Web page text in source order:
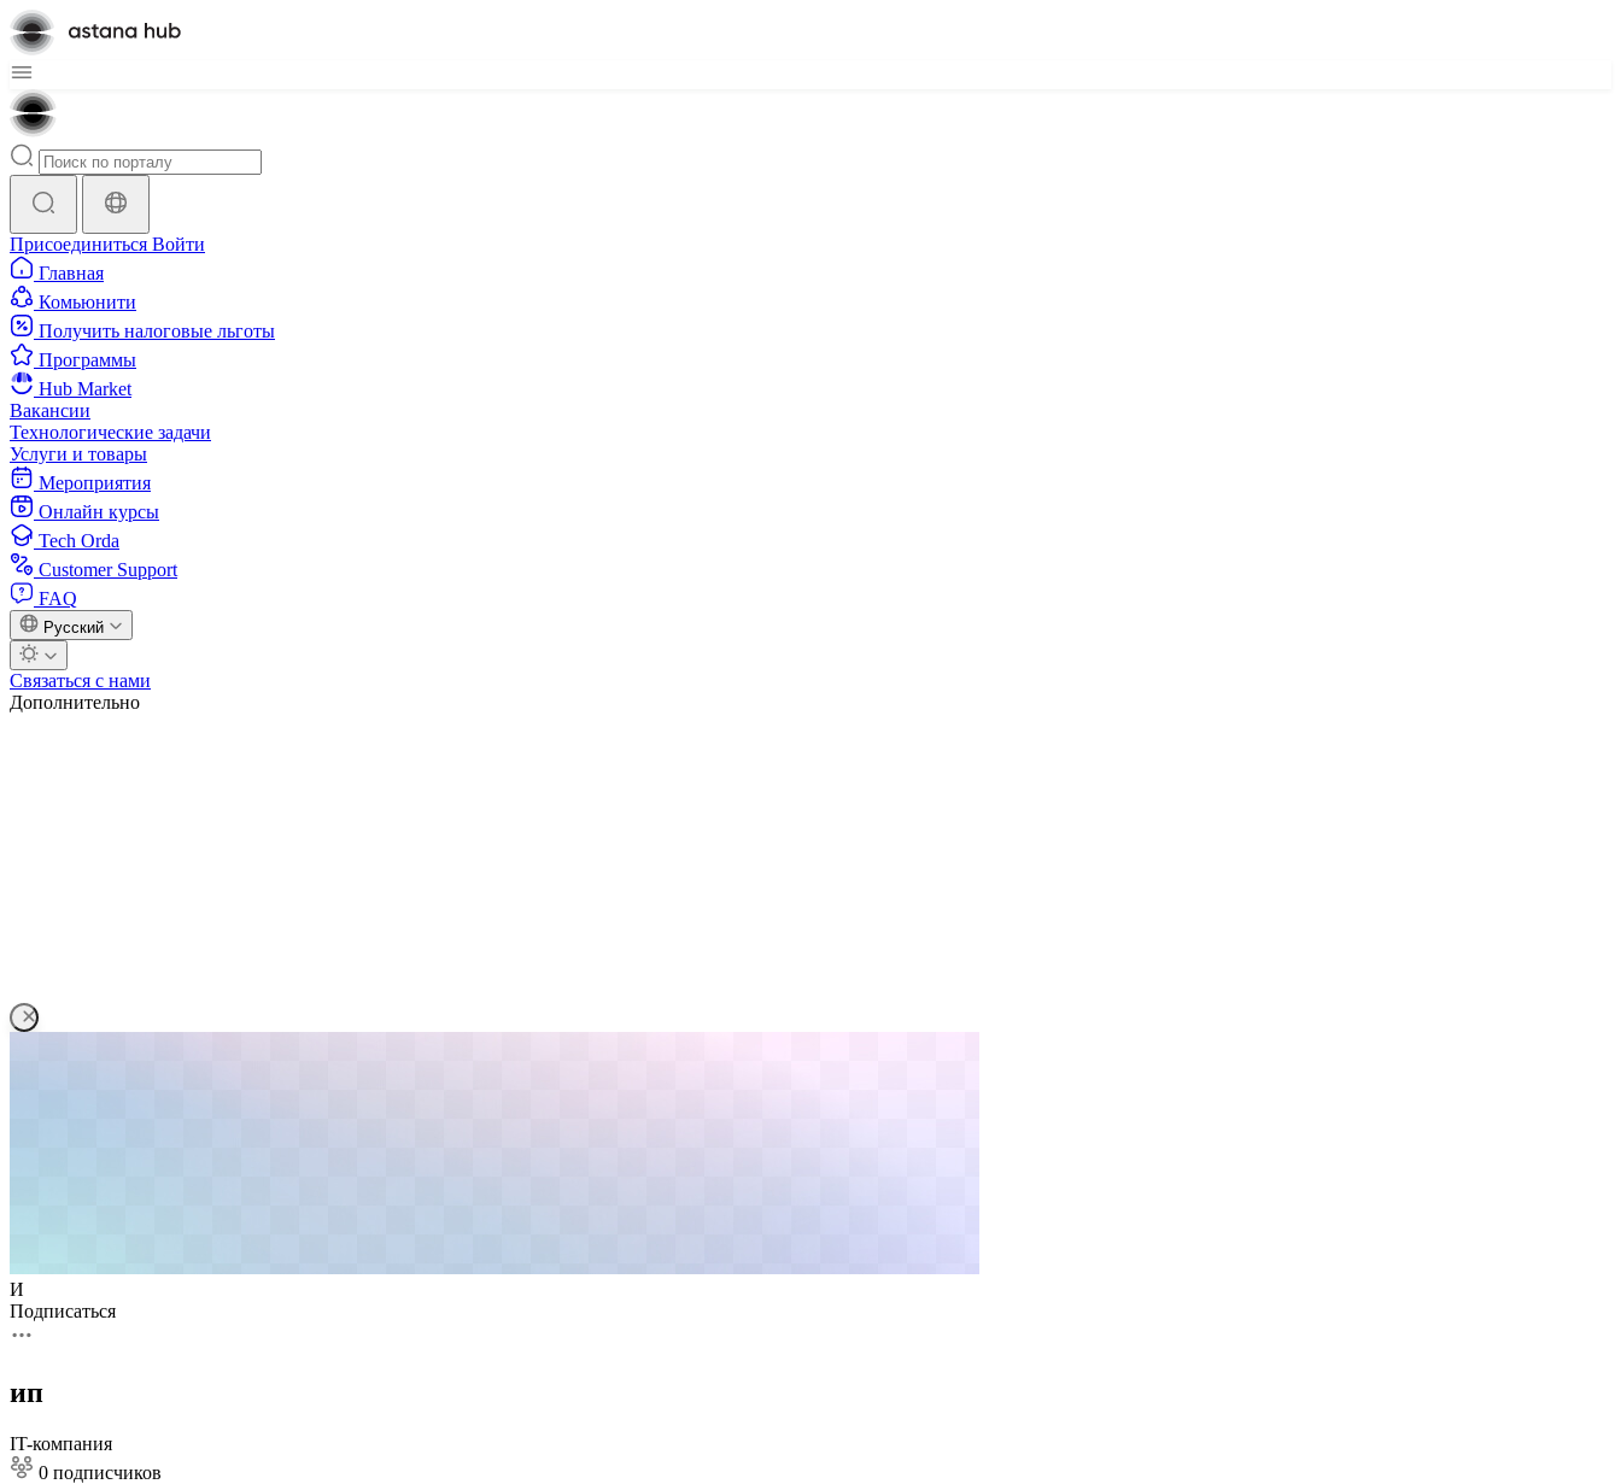
Присоединиться Войти
Главная
Комьюнити
Получить налоговые льготы
Программы
Hub Market
Вакансии
Технологические задачи
Услуги и товары
Мероприятия
Онлайн курсы
Tech Orda
Customer Support
FAQ
Русский
Связаться с нами
Дополнительно
И
Подписаться
ип
IT-компания
0 подписчиков